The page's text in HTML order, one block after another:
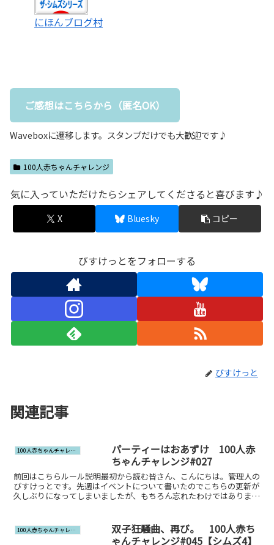
にほんブログ村
ご感想はこちらから（匿名OK）
Waveboxに遷移します。スタンプだけでも大歓迎です♪
100人赤ちゃんチャレンジ
気に入っていただけたらシェアしてくださると喜びます♪
X Bluesky コピー
びすけっとをフォローする
びすけっと
関連記事
100人赤ちゃんチャレンジ
パーティーはおあずけ 100人赤
ちゃんチャレンジ#027
前回はこちらルール説明最初から読む皆さん、こんにちは。管理人の
びすけっとです。先週はイベントについて書いたのでこちらの更新が
久しぶりになってしまいましたが、もちろん忘れたわけではありませ
100人赤ちゃんチャレンジ
双子狂騒曲、再び。 100人赤ち
ゃんチャレンジ#045【シムズ4】